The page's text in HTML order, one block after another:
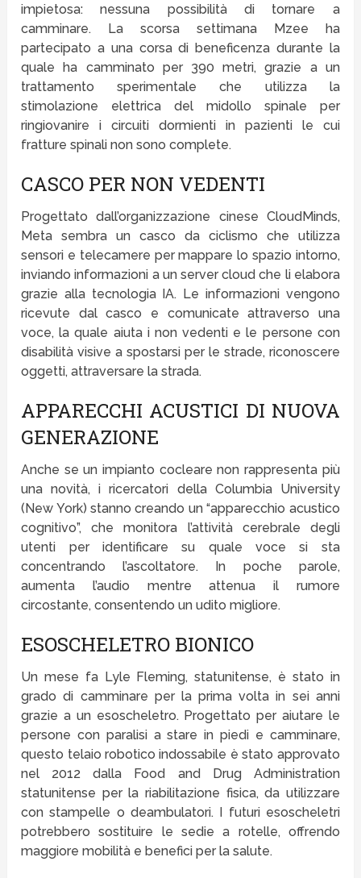
impietosa: nessuna possibilità di tornare a
camminare. La scorsa settimana Mzee ha
partecipato a una corsa di beneficenza durante la
quale ha camminato per 390 metri, grazie a un
trattamento sperimentale che utilizza la
stimolazione elettrica del midollo spinale per
ringiovanire i circuiti dormienti in pazienti le cui
fratture spinali non sono complete.
CASCO PER NON VEDENTI
Progettato dall’organizzazione cinese CloudMinds,
Meta sembra un casco da ciclismo che utilizza
sensori e telecamere per mappare lo spazio intorno,
inviando informazioni a un server cloud che li elabora
grazie alla tecnologia IA. Le informazioni vengono
ricevute dal casco e comunicate attraverso una
voce, la quale aiuta i non vedenti e le persone con
disabilità visive a spostarsi per le strade, riconoscere
oggetti, attraversare la strada.
APPARECCHI ACUSTICI DI NUOVA
GENERAZIONE
Anche se un impianto cocleare non rappresenta più
una novità, i ricercatori della Columbia University
(New York) stanno creando un “apparecchio acustico
cognitivo”, che monitora l’attività cerebrale degli
utenti per identificare su quale voce si sta
concentrando l’ascoltatore. In poche parole,
aumenta l’audio mentre attenua il rumore
circostante, consentendo un udito migliore.
ESOSCHELETRO BIONICO
Un mese fa Lyle Fleming, statunitense, è stato in
grado di camminare per la prima volta in sei anni
grazie a un esoscheletro. Progettato per aiutare le
persone con paralisi a stare in piedi e camminare,
questo telaio robotico indossabile è stato approvato
nel 2012 dalla Food and Drug Administration
statunitense per la riabilitazione fisica, da utilizzare
con stampelle o deambulatori. I futuri esoscheletri
potrebbero sostituire le sedie a rotelle, offrendo
maggiore mobilità e benefici per la salute.